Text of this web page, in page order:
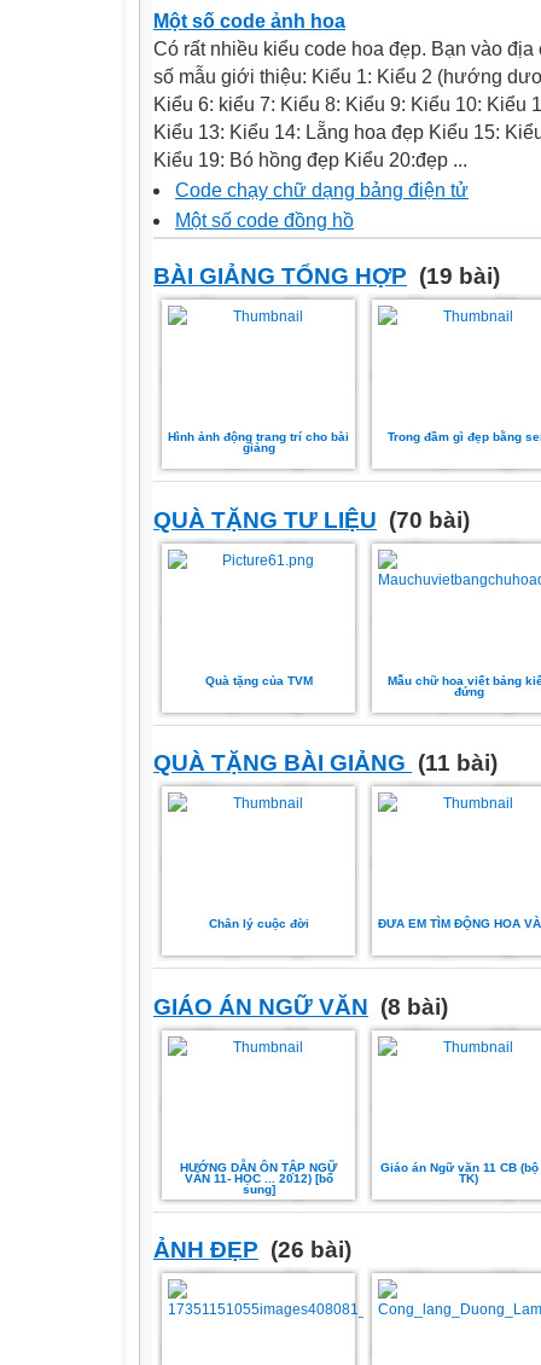
Một số code ảnh hoa
Có rất nhiều kiểu code hoa đẹp. Bạn vào
số mẫu giới thiệu: Kiểu 1: Kiểu 2 (hướng
Kiểu 6: kiểu 7: Kiểu 8: Kiểu 9: Kiểu 10: Kiểu
Kiểu 13: Kiểu 14: Lẵng hoa đẹp Kiểu 15:
Kiểu 19: Bó hồng đẹp Kiểu 20:đẹp ...
Code chạy chữ dạng bảng điện tử
Một số code đồng hồ
BÀI GIẢNG TỔNG HỢP (19 bài)
Hình ảnh động trang trí cho bài
giảng
Trong đầm gì đẹp bằng
QUÀ TẶNG TƯ LIỆU (70 bài)
Quà tặng của TVM
Mẫu chữ hoa viết bảng
đứng
QUÀ TẶNG BÀI GIẢNG (11 bài)
Chân lý cuộc đời ĐƯA EM TÌM ĐỘNG HOA
GIÁO ÁN NGỮ VĂN (8 bài)
HƯỚNG DẪN ÔN TẬP NGỮ
VĂN 11- HỌC ... 2012) [bổ
sung]
Giáo án Ngữ văn 11 CB (bộ
TK)
ẢNH ĐẸP (26 bài)